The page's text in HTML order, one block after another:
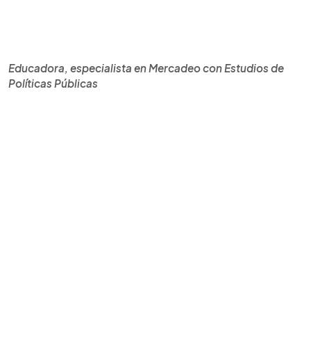
Educadora, especialista en Mercadeo con Estudios de
Políticas Públicas